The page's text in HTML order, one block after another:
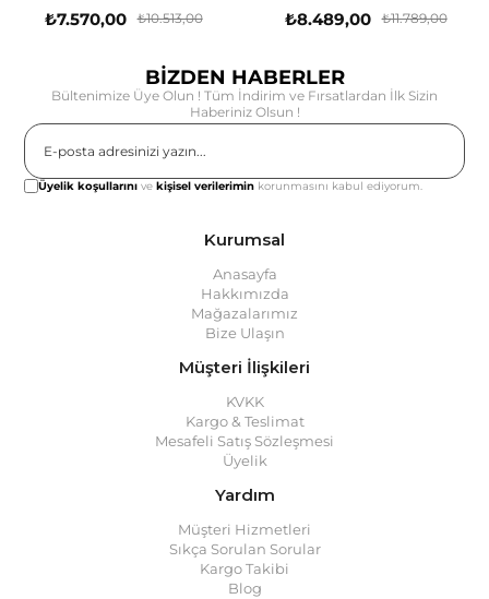
₺7.570,00 ₺10.513,00 ₺8.489,00 ₺11.789,00
BİZDEN HABERLER
Bültenimize Üye Olun ! Tüm İndirim ve Fırsatlardan İlk Sizin
Haberiniz Olsun !
Üyelik koşullarını vekişisel verilerimin korunmasını kabul ediyorum.
Kurumsal
Anasayfa
Hakkımızda
Mağazalarımız
Bize Ulaşın
Müşteri İlişkileri
KVKK
Kargo & Teslimat
Mesafeli Satış Sözleşmesi
Üyelik
Yardım
Müşteri Hizmetleri
Sıkça Sorulan Sorular
Kargo Takibi
Blog